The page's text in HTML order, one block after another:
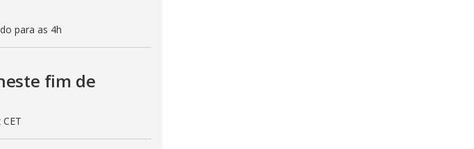
para as 4h
fim de